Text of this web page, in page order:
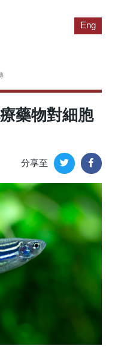
Eng
藥物對細胞
分享至